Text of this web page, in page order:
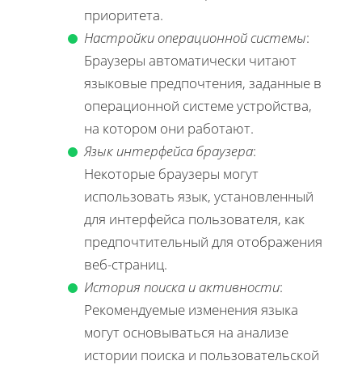
приоритета.
Настройки операционной системы:
Браузеры автоматически читают
языковые предпочтения, заданные в
операционной системе устройства,
на котором они работают.
Язык интерфейса браузера:
Некоторые браузеры могут
использовать язык, установленный
для интерфейса пользователя, как
предпочтительный для отображения
веб-страниц.
История поиска и активности:
Рекомендуемые изменения языка
могут основываться на анализе
истории поиска и пользовательской